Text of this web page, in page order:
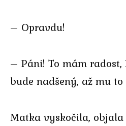
– Opravdu!
– Páni! To mám
bude nadšený, až mu to
Matka vyskočila,